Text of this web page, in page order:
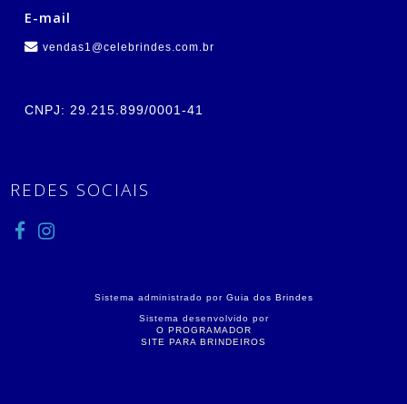
E-mail
vendas1@celebrindes.com.br
CNPJ: 29.215.899/0001-41
REDES SOCIAIS
Sistema administrado por Guia dos Brindes
Sistema desenvolvido por
O PROGRAMADOR
SITE PARA BRINDEIROS